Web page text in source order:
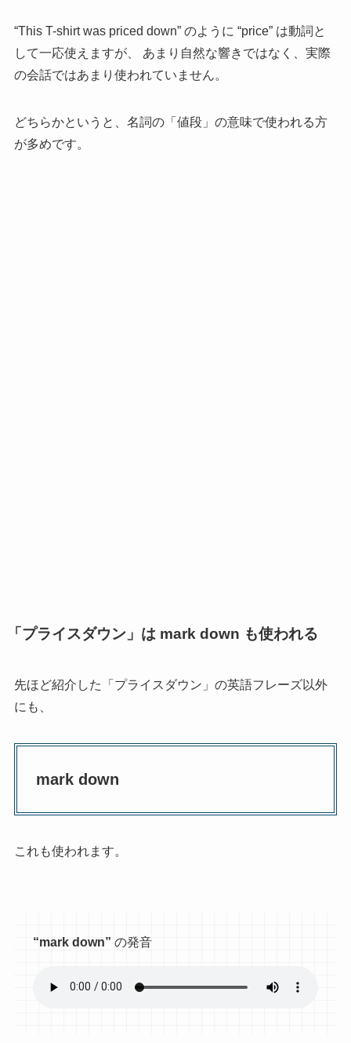
“This T-shirt was priced down” のように “price” は動詞と
して一応使えますが、 あまり自然な響きではなく、実際
の会話ではあまり使われていません。
どちらかというと、名詞の「値段」の意味で使われる方
が多めです。
「プライスダウン」は mark down も使われる
先ほど紹介した
「プライスダウン」の英語フレーズ以外
にも、
mark down
これも使われます。
“mark down” の発音